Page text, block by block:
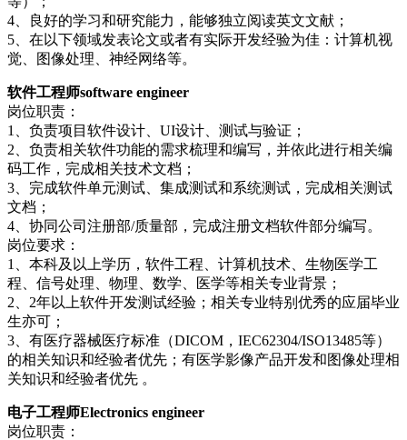
4、良好的学习和研究能力，能够独立阅读英文文献；
5、在以下领域发表论文或者有实际开发经验为佳：计算机视
觉、图像处理、神经网络等。
软件工程师software engineer
岗位职责：
1、负责项目软件设计、UI设计、测试与验证；
2、负责相关软件功能的需求梳理和编写，并依此进行相关编
码工作，完成相关技术文档；
3、完成软件单元测试、集成测试和系统测试，完成相关测试
文档；
4、协同公司注册部/质量部，完成注册文档软件部分编写。
岗位要求：
1、本科及以上学历，软件工程、计算机技术、生物医学工
程、信号处理、物理、数学、医学等相关专业背景；
2、2年以上软件开发测试经验；相关专业特别优秀的应届毕业
生亦可；
3、有医疗器械医疗标准（DICOM，IEC62304/ISO13485等）
的相关知识和经验者优先；有医学影像产品开发和图像处理相
关知识和经验者优先 。
电子工程师Electronics engineer
岗位职责：